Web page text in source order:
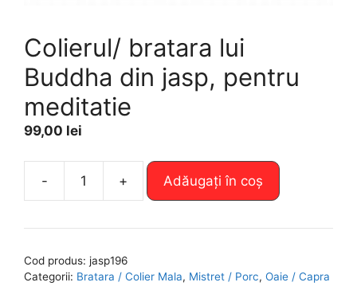
Colierul/ bratara lui
Buddha din jasp, pentru
meditatie
99,00 lei
-
Cantitate
bratara
Buddha
+ Adăugați în coș
e
n
Cod produs: jasp196
Categorii: Bratara / Colier Mala, Mistret / Porc, Oaie / Capra